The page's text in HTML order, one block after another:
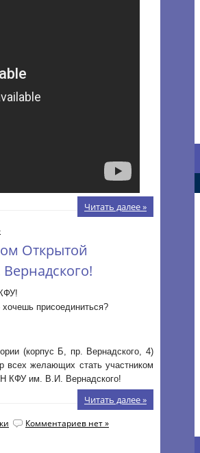
Читать далее »
Открытой
присоединиться?
(корпус Б, пр. Вернадского, 4)
всех желающих стать участником
КФУ им. В.И. Вернадского!
Читать далее »
Комментариев нет »